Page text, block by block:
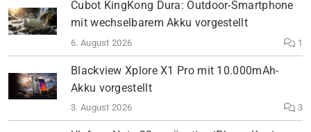
Cubot KingKong Dura: Outdoor-Smartphone
mit wechselbarem Akku vorgestellt
6. August 2026 1
Blackview Xplore X1 Pro mit 10.000mAh-
Akku vorgestellt
3. August 2026 3